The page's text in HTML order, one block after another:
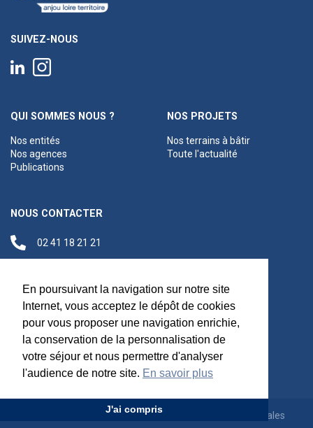
En poursuivant la navigation sur notre site
Internet, vous acceptez le dépôt de cookies
pour vous proposer une navigation enrichie,
la conservation de la personnalisation de
votre séjour et nous permettre d'analyser
l'audience de notre site. En savoir plus
J'ai compris
SUIVEZ-NOUS
QUI SOMMES NOUS ?
Nos entités
Nos agences
Publications
NOS PROJETS
Nos terrains à bâtir
Toute l'actualité
NOUS CONTACTER
02 41 18 21 21
Siège social
Maréchal Foch,
49100 Angers
Rejoignez-nous Mentions légales